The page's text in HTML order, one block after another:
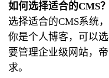
如何选择适合的CMS？
选择适合的CMS系统
你是个人博客，可以
要管理企业级网站，
求。